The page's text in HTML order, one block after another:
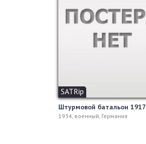
SATRip
Штурмовой батальон 1917
1934, военный, Германия